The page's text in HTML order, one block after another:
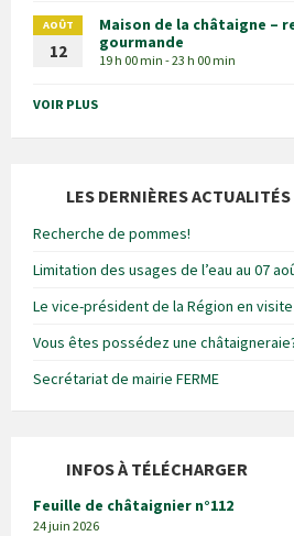
AOÛT
12
Maison de la châtaigne –
gourmande
19 h 00 min - 23 h 00 min
VOIR PLUS
LES DERNIÈRES ACTUALITÉS
Recherche de pommes!
Limitation des usages de l’eau au 07
Le vice-président de la Région en
Vous êtes possédez une
Secrétariat de mairie FERME
INFOS À TÉLÉCHARGER
Feuille de châtaignier n°112
24 juin 2026